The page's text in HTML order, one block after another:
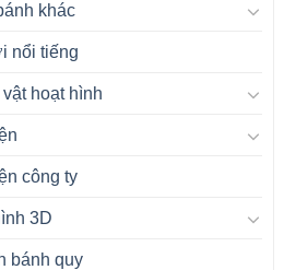
khác
nổi tiếng
vật hoạt hình
công ty
3D
bánh quy